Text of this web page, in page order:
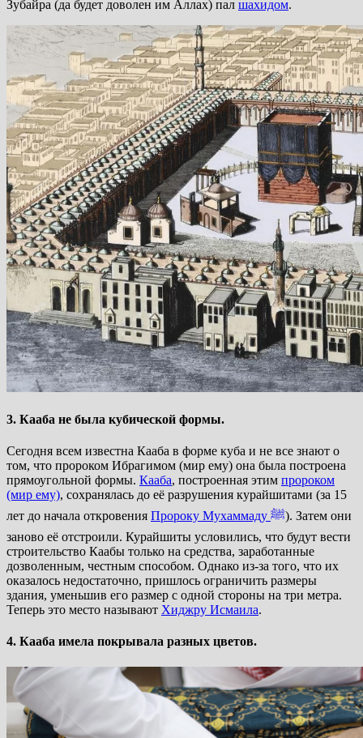
Зубайра (да будет доволен им Аллах) пал шахидом.
3. Кааба не была кубической формы.
Сегодня всем известна Кааба в форме куба и не все знают о
том, что пророком Ибрагимом (мир ему) она была построена
прямоугольной формы. Кааба, построенная этим пророком
(мир ему), сохранялась до её разрушения курайшитами (за 15
лет до начала откровения Пророку Мухаммаду ﷺ). Затем они
заново её отстроили. Курайшиты условились, что будут вести
строительство Каабы только на средства, заработанные
дозволенным, честным способом. Однако из-за того, что их
оказалось недостаточно, пришлось ограничить размеры
здания, уменьшив его размер с одной стороны на три метра.
Теперь это место называют Хиджру Исмаила.
4. Кааба имела покрывала разных цветов.